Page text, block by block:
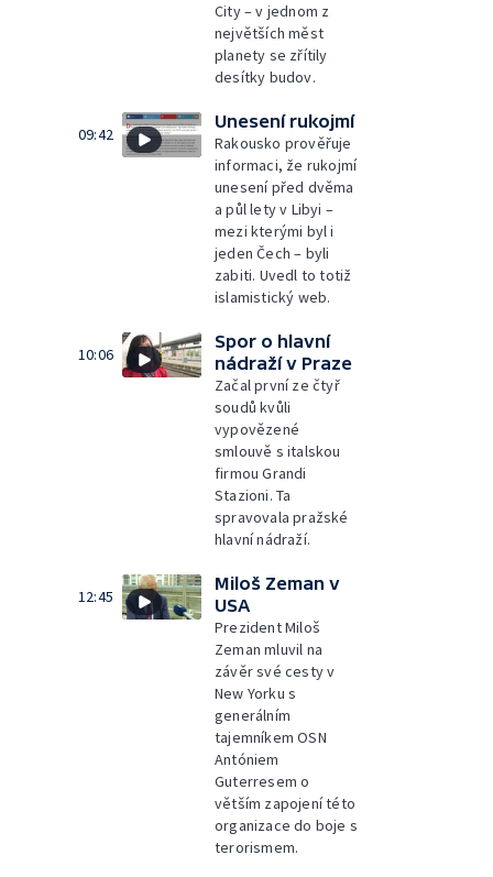
City – v jednom z
největších měst
planety se zřítily
desítky budov.
09:42
Unesení rukojmí
Rakousko prověřuje
informaci, že rukojmí
unesení před dvěma
a půl lety v Libyi –
mezi kterými byl i
jeden Čech – byli
zabiti. Uvedl to totiž
islamistický web.
10:06
Spor o hlavní
nádraží v Praze
Začal první ze čtyř
soudů kvůli
vypovězené
smlouvě s italskou
firmou Grandi
Stazioni. Ta
spravovala pražské
hlavní nádraží.
12:45
Miloš Zeman v
USA
Prezident Miloš
Zeman mluvil na
závěr své cesty v
New Yorku s
generálním
tajemníkem OSN
Antóniem
Guterresem o
větším zapojení této
organizace do boje s
terorismem.